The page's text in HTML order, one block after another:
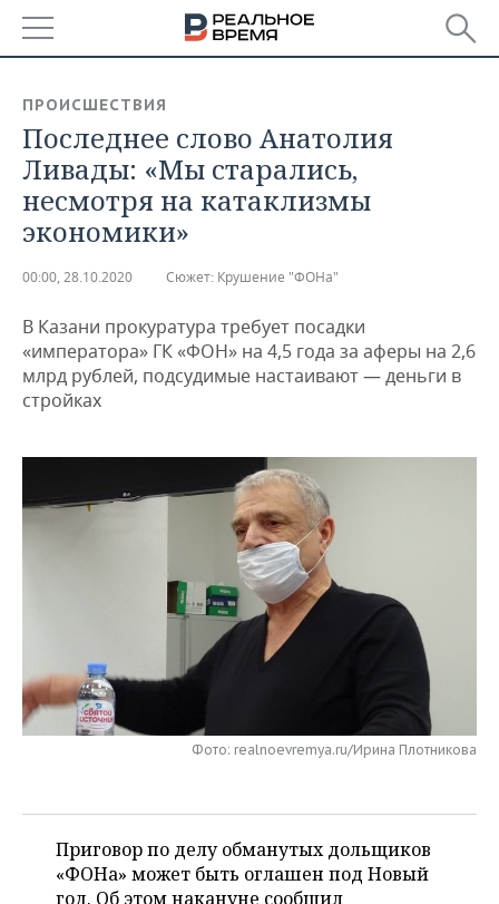
БАШКОРТОСТАН
ТАТАРСТАН
УДМУРТИЯ
НОВОСТИ
АНАЛИТИКА
НОВОСТИ АНАЛИТИКИ
ДЕКЛАРАЦИИ О ДОХОДАХ
КОРОЛИ ГОСЗАКАЗА ПФО
ВУЗЫ ТАТАРСТАНА
ТОРГОВЫЕ ЦЕНТРЫ
ЭКОНОМИКА
НОВОСТИ ЭКОНОМИКИ
ФИНАНСЫ
БАНКИ
ИНВЕСТИЦИИ
ПРОМЫШЛЕННОСТЬ
НОВОСТИ
ПРОМЫШЛЕННОСТИ
АГРОПРОМ
МАШИНОСТРОЕНИЕ
НЕФТЕХИМИЯ
ЭНЕРГЕТИКА
НЕДВИЖИМОСТЬ
НОВОСТИ НЕДВИЖИМОСТИ
АВТО
НОВОСТИ БИЗНЕСА
ТЕХНОЛОГИИ
НОВОСТИ ТЕХНОЛОГИЙ
ТЕЛЕКОММУНИКАЦИИ
НОВОСТИ МЕРОПРИЯТИЙ
ВЫЕЗДНАЯ РЕДАКЦИЯ
БИЗНЕС-БРАНЧИ
ONLINE-КОНФЕРЕНЦИИ
ФУТБОЛ
ВОЛЕЙБОЛ
КИБЕРСПОРТ
НОВОСТИ ОБЩЕСТВА
ИСТОРИЯ
КУЛЬТУРА
ФОТОГАЛЕРЕЯ
СПИСОК ПЕРСОН
СПИСОК КОМПАНИЙ
ПОЛНАЯ ВЕРСИЯ
ПРОИСШЕСТВИЯ
Последнее слово Анатолия
Ливады: «Мы старались,
несмотря на катаклизмы
экономики»
00:00, 28.10.2020 Сюжет: Крушение "ФОНа"
В Казани прокуратура требует посадки
«императора» ГК «ФОН» на 4,5 года за аферы на 2,6
млрд рублей, подсудимые настаивают — деньги в
стройках
Фото: realnoevremya.ru/Ирина Плотникова
Приговор по делу обманутых дольщиков
«ФОНа» может быть оглашен под Новый
год. Об этом накануне сообщил